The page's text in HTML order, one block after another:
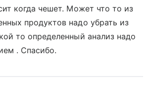
когда чешет. Может что то из
продуктов надо убрать из
то определенный анализ надо
. Спасибо.